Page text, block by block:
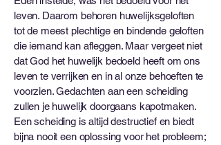
leven. Daarom behoren huwelijksgeloften
tot de meest plechtige en bindende geloften
die iemand kan afleggen. Maar vergeet niet
dat God het huwelijk bedoeld heeft om ons
leven te verrijken en in al onze behoeften te
voorzien. Gedachten aan een scheiding
zullen je huwelijk doorgaans kapotmaken.
Een scheiding is altijd destructief en biedt
bijna nooit een oplossing voor het probleem;